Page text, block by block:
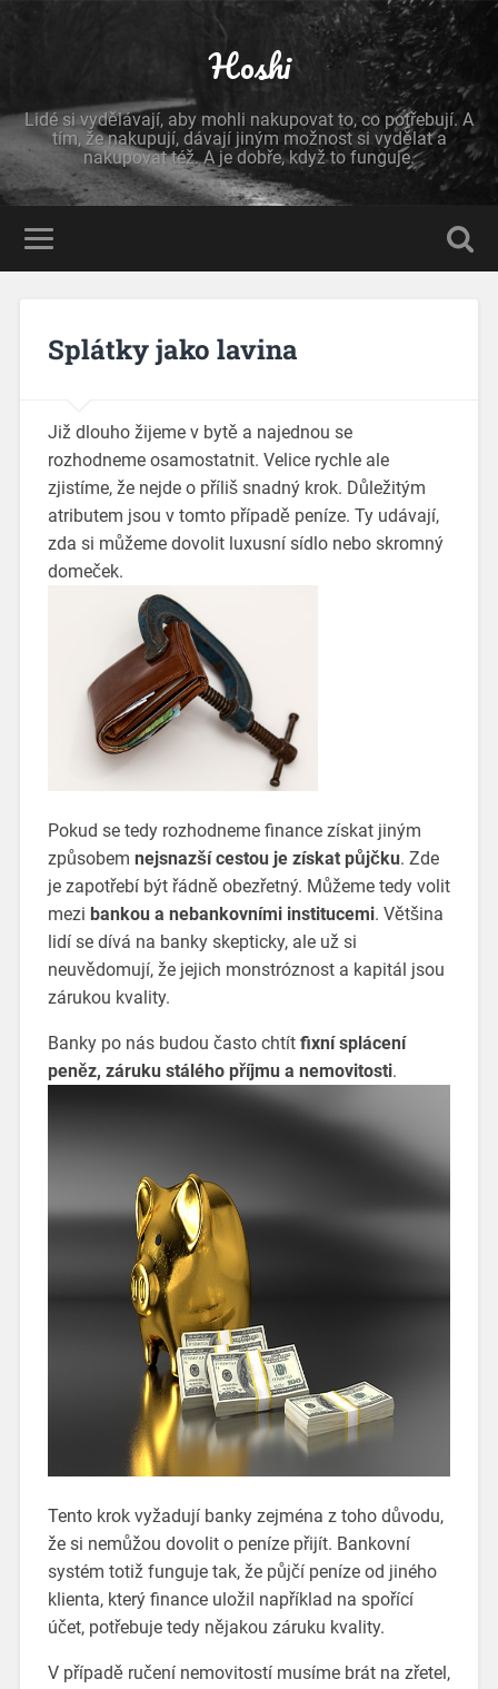
Hoshi
Lidé si vydělávají, aby mohli nakupovat to, co potřebují. A
tím, že nakupují, dávají jiným možnost si vydělat a
nakupovat též. A je dobře, když to funguje.
Splátky jako lavina
Již dlouho žijeme v bytě a najednou se
rozhodneme osamostatnit. Velice rychle ale
zjistíme, že nejde o příliš snadný krok. Důležitým
atributem jsou v tomto případě peníze. Ty udávají,
zda si můžeme dovolit luxusní sídlo nebo skromný
domeček.
Pokud se tedy rozhodneme finance získat jiným
způsobem nejsnazší cestou je získat půjčku. Zde
je zapotřebí být řádně obezřetný. Můžeme tedy volit
mezi bankou a nebankovními institucemi. Většina
lidí se dívá na banky skepticky, ale už si
neuvědomují, že jejich monstróznost a kapitál jsou
zárukou kvality.
Banky po nás budou často chtít fixní splácení
peněz, záruku stálého příjmu a nemovitosti.
Tento krok vyžadují banky zejména z toho důvodu,
že si nemůžou dovolit o peníze přijít. Bankovní
systém totiž funguje tak, že půjčí peníze od jiného
klienta, který finance uložil například na spořící
účet, potřebuje tedy nějakou záruku kvality.
V případě ručení nemovitostí musíme brát na zřetel,